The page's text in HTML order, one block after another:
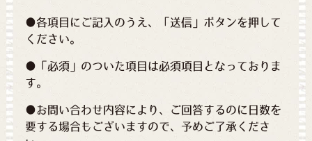
●各項目にご記入のうえ、「送信」ボタンを押して
ください。
●「必須」のついた項目は必須項目となっておりま
す。
●お問い合わせ内容により、ご回答するのに日数を
要する場合もございますので、予めご了承くださ